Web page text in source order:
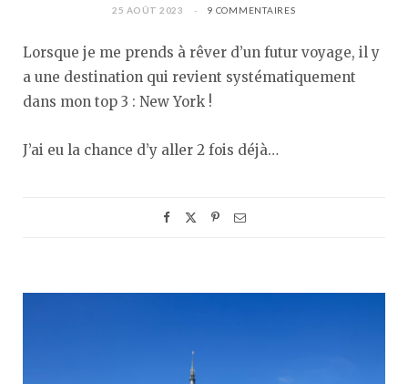
25 AOÛT 2023 9 COMMENTAIRES
Lorsque je me prends à rêver d’un futur voyage, il y
a une destination qui revient systématiquement
dans mon top 3 : New York !
J’ai eu la chance d’y aller 2 fois déjà…